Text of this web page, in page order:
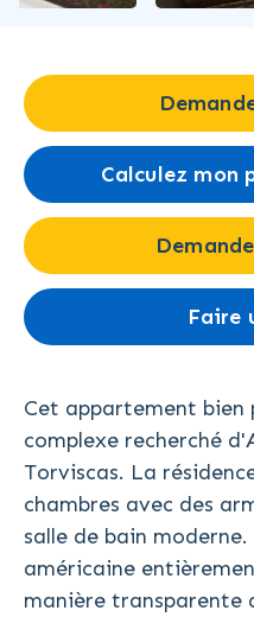
Calculez mon
Faire
Cet appartement bien
complexe recherché
Torviscas. La
chambres avec des
salle de bain
américaine
manière transparente